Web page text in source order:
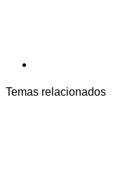
Temas relacionados